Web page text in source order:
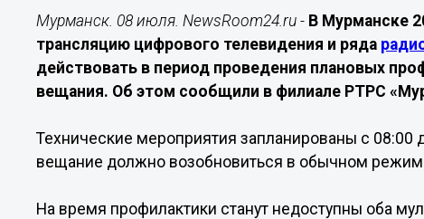
Мурманск. 08 июля. NewsRoom24.ru - В Мурманске
трансляцию цифрового телевидения и ряда
действовать в период проведения плановых
вещания. Об этом сообщили в филиале РТРС
Технические мероприятия запланированы с
вещание должно возобновиться в обычном
На время профилактики станут недоступны оба